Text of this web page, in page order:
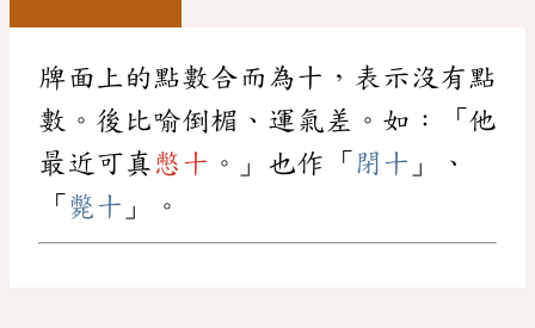
牌面上的點數合而為十，表示沒有點
數。後比喻倒楣、運氣差。如：「他
最近可真 憋十 。」也作「 閉十 」、
「 斃十 」。